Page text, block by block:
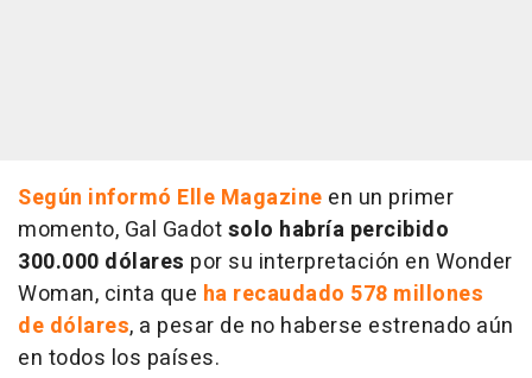
Según informó Elle Magazine en un primer
momento, Gal Gadotsolo habría percibido
300.000 dólares por su interpretación en Wonder
Woman, cinta que ha recaudado 578 millones
de dólares, a pesar de no haberse estrenado aún
en todos los países.